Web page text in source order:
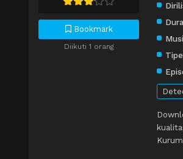
Bookmark
Diikuti 1 orang